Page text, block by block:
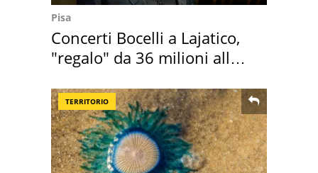
Pisa
Concerti Bocelli a Lajatico,
"regalo" da 36 milioni alla
TERRITORIO